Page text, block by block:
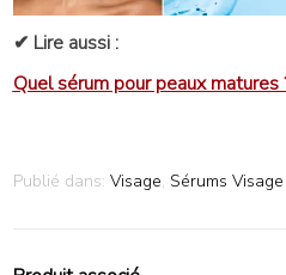
✔ Lire aussi :
Quel sérum pour peaux matures
Publié dans: Visage, Sérums Visage